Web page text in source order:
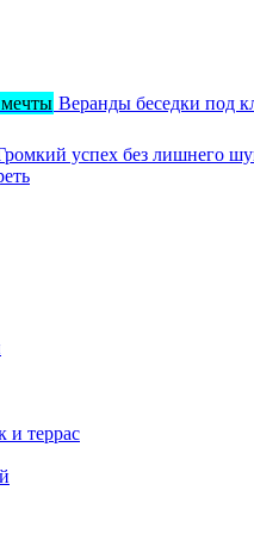
Веранды беседки под
успех без лишнего
и террас